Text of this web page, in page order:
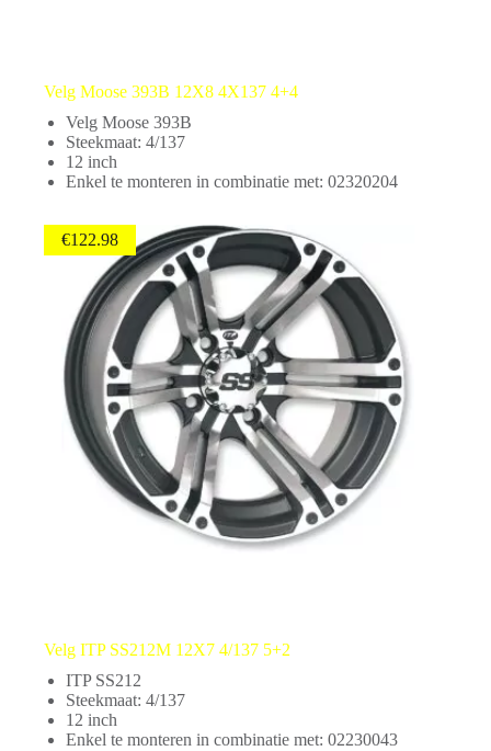
Velg Moose 393B 12X8 4X137 4+4
Velg Moose 393B
Steekmaat: 4/137
12 inch
Enkel te monteren in combinatie met: 02320204
Velg ITP SS212M 12X7 4/137 5+2
€122.98
ITP SS212
Steekmaat: 4/137
12 inch
Enkel te monteren in combinatie met: 02230043